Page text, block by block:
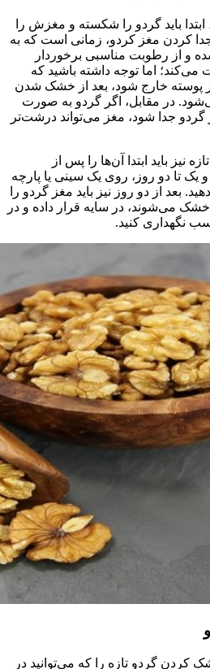
باید گردو را شکسته و مغزش را
جدا کردن مغز کردو، زمانی است که به
و از رطوبت مناسبی برخوردار
اما توجه داشته باشید که
پوسته خارج شود، بعد از خشک شدن
در مقابل، اگر گردو به صورت
جدا شود، مغز می‌تواند درشت‌تر
باید ابتدا آن‌ها را پس از
یک تا دو روز، روی یک سینی یا پارچه
بعد از دو روز نیز باید مغز گردو را
می‌شوند، در سایه قرار داده و در
نگهداری کنید.
گردو تازه را که می‌توانید در